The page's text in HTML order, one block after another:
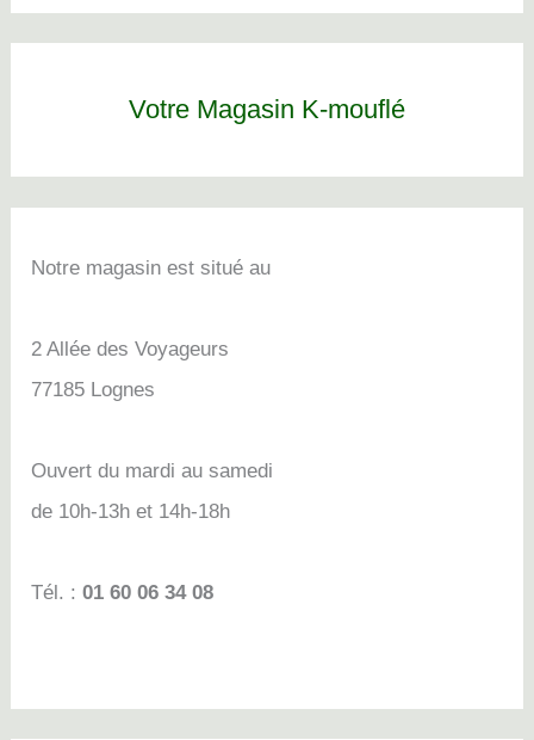
Votre Magasin K-mouflé
Notre magasin est situé au
2 Allée des Voyageurs
77185 Lognes
Ouvert du mardi au samedi
de 10h-13h et 14h-18h
Tél. :01 60 06 34 08